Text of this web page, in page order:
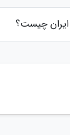
ایران چیست؟